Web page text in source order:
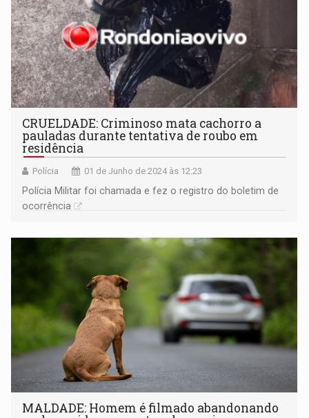
CRUELDADE: Criminoso mata cachorro a
pauladas durante tentativa de roubo em
residência
Polícia 01 de Junho de 2024 às 12:23
Polícia Militar foi chamada e fez o registro do boletim de
ocorrência
MALDADE: Homem é filmado abandonando